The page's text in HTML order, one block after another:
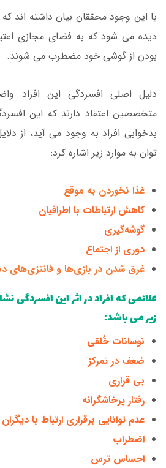
با این وجود محققان بیان داشته اند که
دیده می شود که به فضای مجازی
بودن از گوشی خود مضطرب می شوند.
دلیل اصلی افسردگی این افراد
متخصصین اعتقاد دارند که این
بدخوابی افراد به وجود می آید، از
توان به موارد زیر اشاره کرد:
غذا نخوردن به موقع
کاهش ارتباطات با اطرافیان
گوشه‌گیری
دوری از اجتماع
غرق شدن در بازی‌ها و فانتزی‌های
علائمی که افراد در اثر این
زیر می باشد:
نوسانات خُلقی
ضعف در تمرکز
بی قراری
رفتار پرخاشگرانه
عدم توانایی برقراری ارتباط با دیگران
اضطراب
احساس ترس